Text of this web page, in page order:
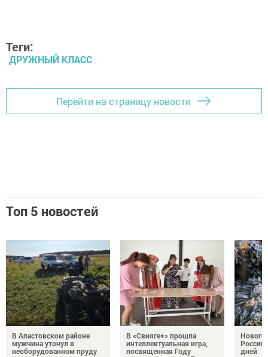
Теги:
ДРУЖНЫЙ КЛАСС
Перейти на страницу новости
Топ 5 новостей
В Апастовском районе
мужчина утонул в
необорудованном пруду
В «Свияге+» прошла
интеллектуальная игра,
посвященная Году
России
дней